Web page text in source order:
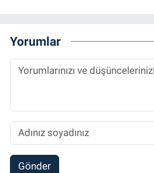
Yorumlar
Gönder